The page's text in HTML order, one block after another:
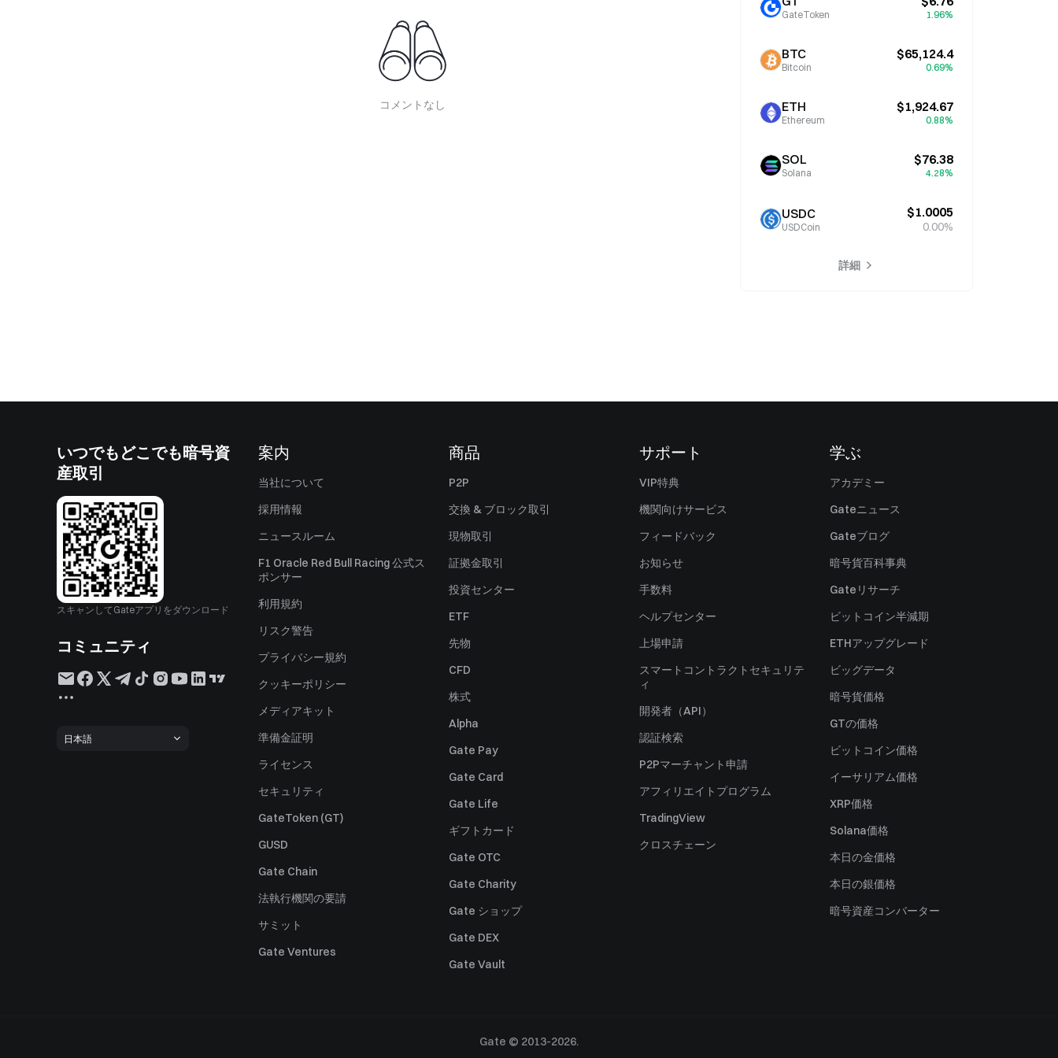
コメントなし
GateToken 1.96%
BTC
Bitcoin
$65,124.4
0.69%
ETH
Ethereum
$1,924.67
0.88%
SOL
Solana
$76.38
4.28%
USDC
USDCoin
$1.0005
0.00%
詳細
いつでもどこでも暗号資
産取引
スキャンしてGateアプリをダウンロード
コミュニティ
日本語
案内
当社について
採用情報
ニュースルーム
F1 Oracle Red Bull Racing 公式ス
ポンサー
利用規約
リスク警告
プライバシー規約
クッキーポリシー
メディアキット
準備金証明
ライセンス
セキュリティ
GateToken (GT)
GUSD
Gate Chain
法執行機関の要請
サミット
Gate Ventures
商品
P2P
交換 & ブロック取引
現物取引
証拠金取引
投資センター
ETF
先物
CFD
株式
Alpha
Gate Pay
Gate Card
Gate Life
ギフトカード
Gate OTC
Gate Charity
Gate ショップ
Gate DEX
Gate Vault
サポート
VIP特典
機関向けサービス
フィードバック
お知らせ
手数料
ヘルプセンター
上場申請
スマートコントラクトセキュリテ
ィ
開発者（API）
認証検索
P2Pマーチャント申請
アフィリエイトプログラム
TradingView
クロスチェーン
学ぶ
アカデミー
Gateニュース
Gateブログ
暗号貨百科事典
Gateリサーチ
ビットコイン半減期
ETHアップグレード
ビッグデータ
暗号貨価格
GTの価格
ビットコイン価格
イーサリアム価格
XRP価格
Solana価格
本日の金価格
本日の銀価格
暗号資産コンバーター
Gate © 2013-2026.